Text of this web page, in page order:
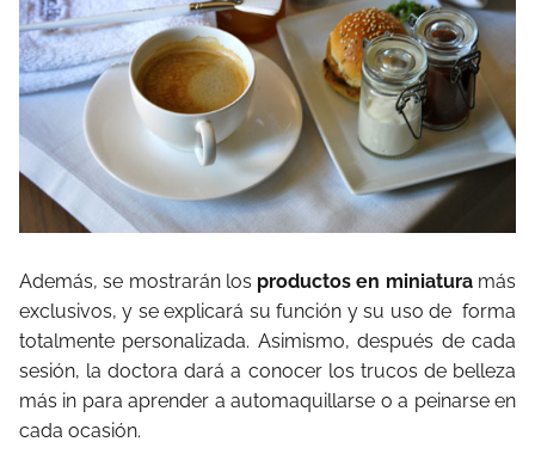
Además, se mostrarán los productos en miniaturamás
exclusivos, y se explicará su función y su uso de forma
totalmente personalizada. Asimismo, después de cada
sesión, la doctora dará a conocer los trucos de belleza
más in para aprender a automaquillarse o a peinarse en
cada ocasión.